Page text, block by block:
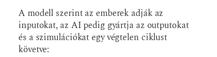
A modell szerint az emberek adják az
inputokat, az AI pedig gyártja az outputokat
és a szimulációkat egy végtelen ciklust
követve: